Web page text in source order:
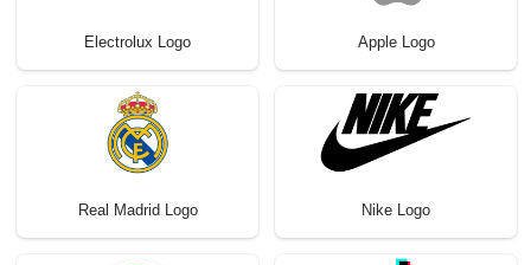
Electrolux Logo Apple Logo
Real Madrid Logo Nike Logo